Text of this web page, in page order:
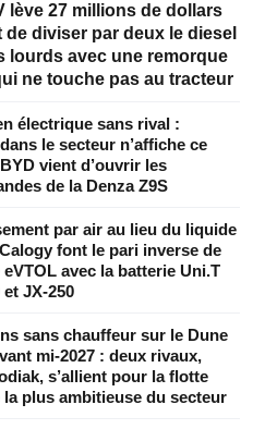
lève 27 millions de dollars
de diviser par deux le diesel
lourds avec une remorque
ne touche pas au tracteur
électrique sans rival :
le secteur n’affiche ce
vient d’ouvrir les
de la Denza Z9S
par air au lieu du liquide
font le pari inverse de
eVTOL avec la batterie Uni.T
JX-250
sans chauffeur sur le Dune
mi-2027 : deux rivaux,
s’allient pour la flotte
la plus ambitieuse du secteur